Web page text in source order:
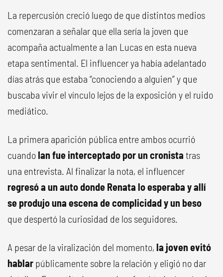
La repercusión creció luego de que distintos medios
comenzaran a señalar que ella sería la joven que
acompaña actualmente a Ian Lucas en esta nueva
etapa sentimental. El influencer ya había adelantado
días atrás que estaba “conociendo a alguien” y que
buscaba vivir el vínculo lejos de la exposición y el ruido
mediático.
La primera aparición pública entre ambos ocurrió
cuando Ian fue interceptado por un cronista tras
una entrevista. Al finalizar la nota, el influencer
regresó a un auto donde Renata lo esperaba y allí
se produjo una escena de complicidad y un beso
que despertó la curiosidad de los seguidores.
A pesar de la viralización del momento, la joven evitó
hablar públicamente sobre la relación y eligió no dar